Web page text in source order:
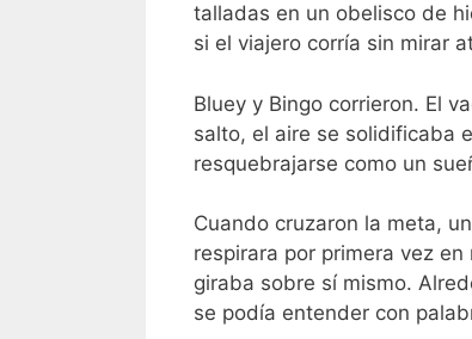
talladas en un obelisco de
si el viajero corría sin mirar
Bluey y Bingo corrieron. El
salto, el aire se solidificaba
resquebrajarse como un
Cuando cruzaron la meta,
respirara por primera vez
giraba sobre sí mismo.
se podía entender con